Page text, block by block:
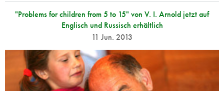
"Problems for children from 5 to 15" von V. I. Arnold jetzt auf
Englisch und Russisch erhältlich
11 Jun. 2013